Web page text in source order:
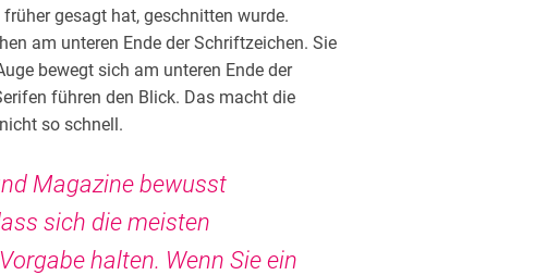
gesagt hat, geschnitten wurde.
am unteren Ende der Schriftzeichen. Sie
bewegt sich am unteren Ende der
führen den Blick. Das macht die
so schnell.
Magazine bewusst
sich die meisten
halten. Wenn Sie ein